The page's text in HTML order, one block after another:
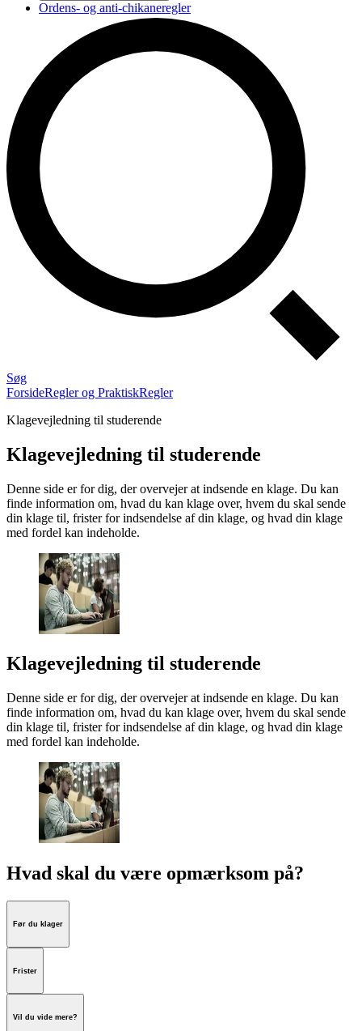
Ordens- og anti-chikaneregler
Søg
ForsideRegler og PraktiskRegler
Klagevejledning til studerende
Klagevejledning til studerende
Denne side er for dig, der overvejer at indsende en klage. Du kan
finde information om, hvad du kan klage over, hvem du skal sende
din klage til, frister for indsendelse af din klage, og hvad din klage
med fordel kan indeholde.
Klagevejledning til studerende
Denne side er for dig, der overvejer at indsende en klage. Du kan
finde information om, hvad du kan klage over, hvem du skal sende
din klage til, frister for indsendelse af din klage, og hvad din klage
med fordel kan indeholde.
Hvad skal du være opmærksom på?
Før du klager
Frister
Vil du vide mere?